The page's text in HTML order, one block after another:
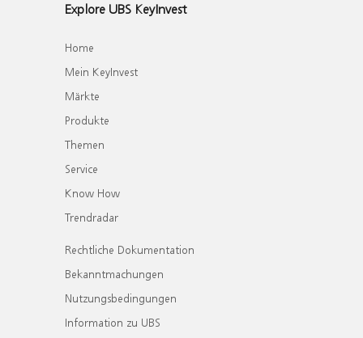
Explore UBS KeyInvest
Home
Mein KeyInvest
Märkte
Produkte
Themen
Service
Know How
Trendradar
Rechtliche Dokumentation
Bekanntmachungen
Nutzungsbedingungen
Information zu UBS